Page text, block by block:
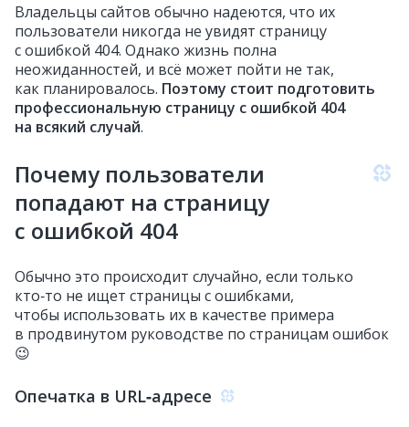
Владельцы сайтов обычно надеются, что их
пользователи никогда не увидят страницу
с ошибкой 404. Однако жизнь полна
неожиданностей, и всё может пойти не так,
как планировалось. Поэтому стоит подготовить
профессиональную страницу с ошибкой 404
на всякий случай.
Почему пользователи
попадают на страницу
с ошибкой 404
Обычно это происходит случайно, если только
кто‑то не ищет страницы с ошибками,
чтобы использовать их в качестве примера
в продвинутом руководстве по страницам ошибок
😉
Опечатка в URL‑адресе